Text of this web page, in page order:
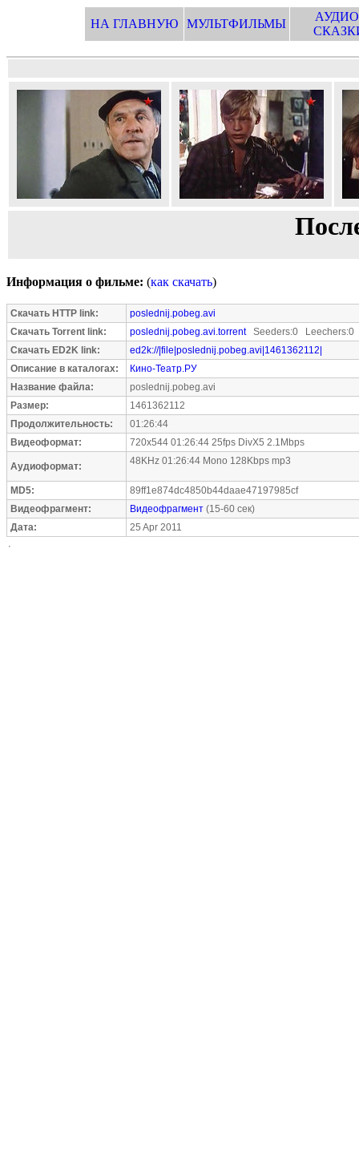
НА ГЛАВНУЮ МУЛЬТФИЛЬМЫ
Информация о фильме: (как скачать)
Скачать HTTP link:
poslednij.pobeg.avi
Скачать Torrent link:
poslednij.pobeg.avi.torrentSeeders:0 Leechers:0
Скачать ED2K link:
ed2k://|file|poslednij.pobeg.avi|1461362112|
Описание в каталогах:
Кино-Театр.РУ
Название файла:
poslednij.pobeg.avi
Размер:
1461362112
Продолжительность:
01:26:44
Видеоформат:
720x544 01:26:44 25fps DivX5 2.1Mbps
Аудиоформат: 48KHz 01:26:44 Mono 128Kbps mp3
MD5:
89ff1e874dc4850b44daae47197985cf
Видеофрагмент:
Видеофрагмент (15-60 сек)
Дата:
25 Apr 2011